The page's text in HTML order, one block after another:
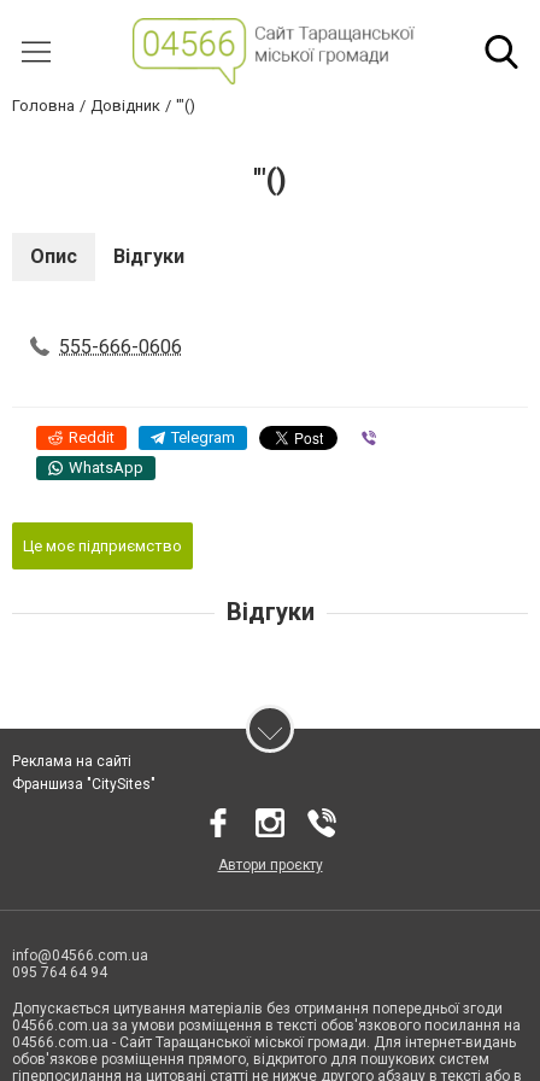
Головна Довідник '"()
'"()
Опис Відгуки
555-666-0606
Reddit Telegram
WhatsApp
Це моє підприємство
Відгуки
Реклама на сайті
Франшиза "CitySites"
Автори проєкту
info@04566.com.ua
095 764 64 94
Допускається цитування матеріалів без отримання попередньої згоди
04566.com.ua за умови розміщення в тексті обов'язкового посилання на
04566.com.ua - Cайт Таращанської міської громади. Для інтернет-видань
обов'язкове розміщення прямого, відкритого для пошукових систем
гіперпосилання на цитовані статті не нижче другого абзацу в тексті або в